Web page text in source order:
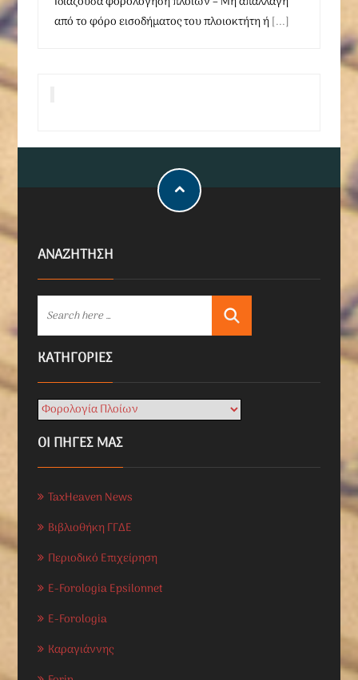
από το φόρο εισοδήματος του πλοιοκτήτη ή[...]
ΑΝΑΖΗΤΗΣΗ
KΑΤΗΓΟΡΊΕΣ
ΟΙ ΠΗΓΕΣ ΜΑΣ
TaxHeaven News
Βιβλιοθήκη ΓΓΔΕ
Περιοδικό Επιχείρηση
E-Forologia Epsilonnet
E-Forologia
Καραγιάννης